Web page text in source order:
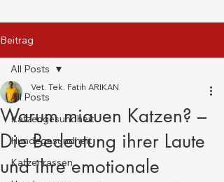
Beitrag
All Posts
Katzengesundheit
Hundegesundheit
Katzenrassen
All Posts
Warum miauen Katzen? –
Die Bedeutung ihrer Laute
und ihre emotionale
Vet. Tek. Fatih ARIKAN